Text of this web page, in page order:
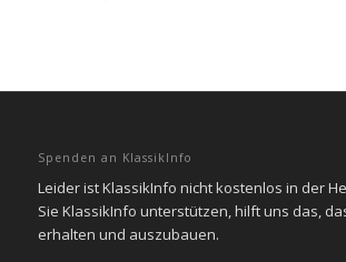
Spenden an KlassikInfo
Leider ist KlassikInfo nicht kostenlos in der
Sie KlassikInfo unterstützen, hilft uns das,
erhalten und auszubauen.